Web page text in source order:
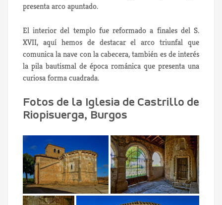
presenta arco apuntado.
El interior del templo fue reformado a finales del S.
XVII, aquí hemos de destacar el arco triunfal que
comunica la nave con la cabecera, también es de interés
la pila bautismal de época románica que presenta una
curiosa forma cuadrada.
Fotos de la Iglesia de Castrillo de
Riopisuerga, Burgos